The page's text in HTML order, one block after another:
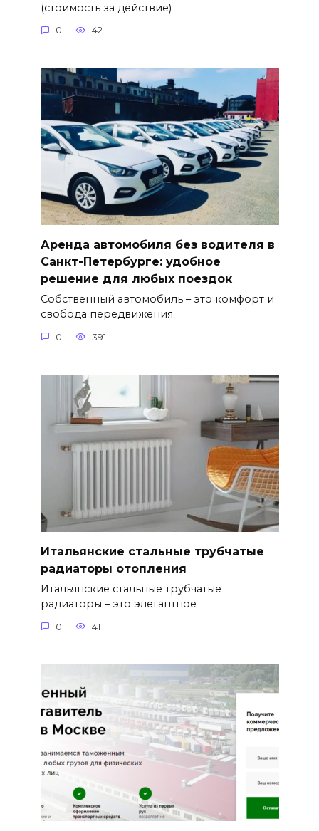
(стоимость за действие)
0 42
Аренда автомобиля без водителя в
Санкт-Петербурге: удобное
решение для любых поездок
Собственный автомобиль – это комфорт и
свобода передвижения.
0 391
Итальянские стальные трубчатые
радиаторы отопления
Итальянские стальные трубчатые
радиаторы – это элегантное
0 41